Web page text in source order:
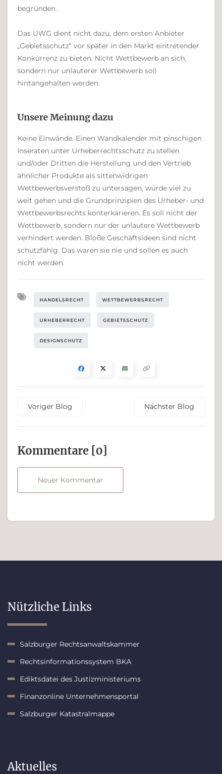
begründen.
Das UWG dient nicht dazu, dem ersten Anbieter
„Gebietsschutz“ vor später in den Markt eintretender
Konkurrenz zu bieten. Nicht Wettbewerb an sich,
sondern nur unlauterer Wettbewerb soll
hintangehalten werden.
Unsere Meinung dazu
Keine Einwände. Einen Wandkalender mit pinschigen
Inseraten unter Urheberrechtsschutz zu stellen
und/oder Dritten die Herstellung und den Vertrieb
ähnlicher Produkte als sittenwidrigen
Wettbewerbsverstoß zu untersagen, würde viel zu
weit gehen und die Grundprinzipien des Urheber- und
Wettbewerbsrechts konterkarieren. Es soll nicht der
Wettbewerb, sondern nur der unlautere Wettbewerb
verhindert werden. Bloße Geschäftsideen sind nicht
schutzfähig. Das waren sie nie und sollen es auch
nicht werden.
HANDELSRECHT WETTBEWERBSRECHT
URHEBERRECHT GEBIETSSCHUTZ
DESIGNSCHUTZ
Voriger Blog Nächster Blog
Kommen­tare [0]
Neuer Kommentar
Nützliche Links
Salzburger Rechtsanwaltskammer
Rechtsinformationssystem BKA
Ediktsdatei des Justizministeriums
Finanzonline Unternehmensportal
Salzburger Katastralmappe
Aktuelles